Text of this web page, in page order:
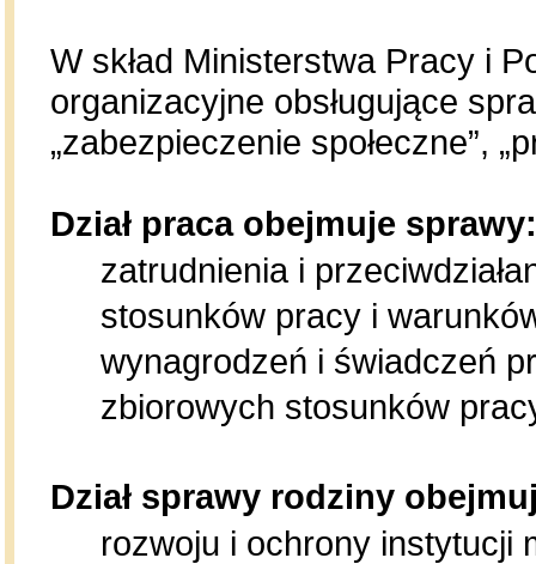
W skład Ministerstwa Pracy i
organizacyjne obsługujące
„zabezpieczenie społeczne”,
Dział praca obejmuje sprawy:
zatrudnienia i
stosunków pracy i
wynagrodzeń i świadczeń
zbiorowych stosunków
Dział sprawy rodziny
rozwoju i ochrony instytucji